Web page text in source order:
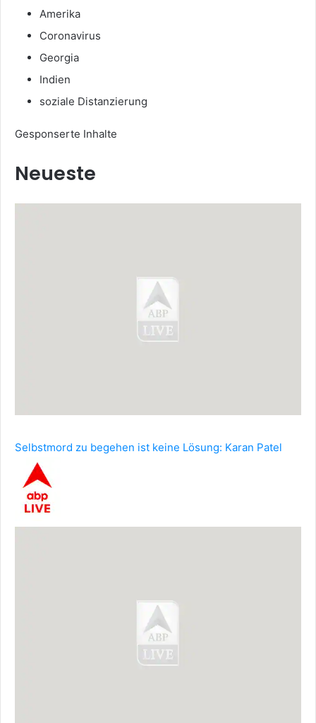
Amerika
Coronavirus
Georgia
Indien
soziale Distanzierung
Gesponserte Inhalte
Neueste
Selbstmord zu begehen ist keine Lösung: Karan Patel